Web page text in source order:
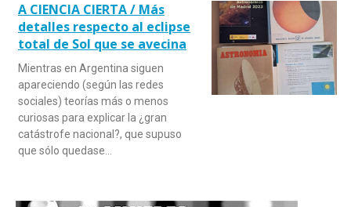
A CIENCIA CIERTA / Más
detalles respecto al eclipse
total de Sol que se avecina
Mientras en Argentina siguen
apareciendo (según las redes
sociales) teorías más o menos
curiosas para explicar la ¿gran
catástrofe nacional?, que supuso
que sólo quedase…